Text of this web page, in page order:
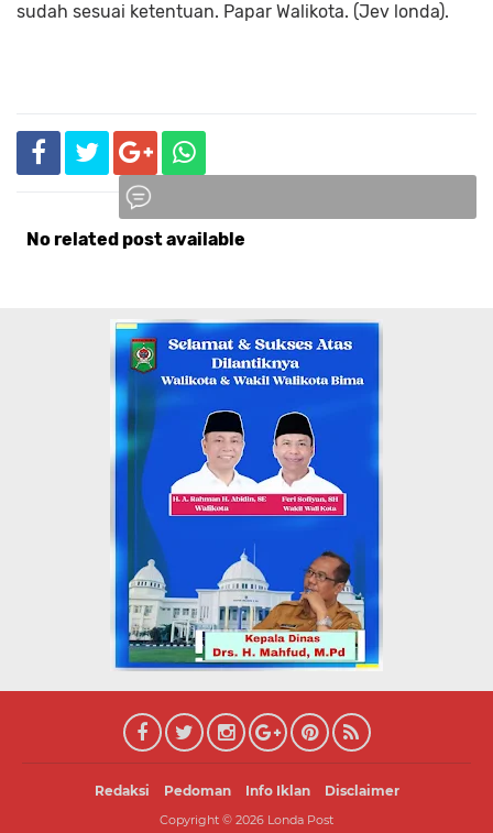
sudah sesuai ketentuan. Papar Walikota. (Jev londa).
No related post available
Redaksi Pedoman Info Iklan Disclaimer
Copyright © 2026 Londa Post